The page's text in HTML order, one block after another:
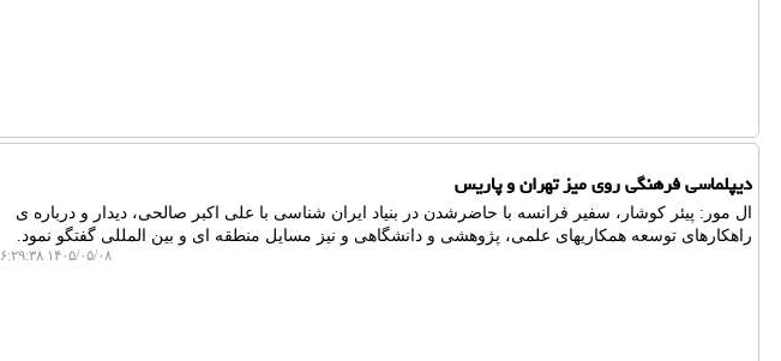
دیپلماسی فرهنگی روی میز تهران و پاریس
ال مور: پیئر کوشار، سفیر فرانسه با حاضرشدن در بنیاد ایران شناسی با علی اکبر صالحی، دیدار و درباره ی
راهکارهای توسعه همکاریهای علمی، پژوهشی و دانشگاهی و نیز مسایل منطقه ای و بین المللی گفتگو نمود.
۱۴۰۵/۰۵/۰۸ ۱۶:۲۹:۳۸